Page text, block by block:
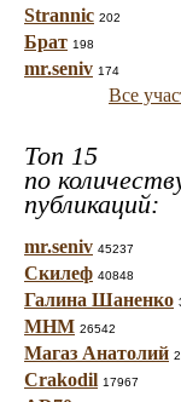
Strannic 202
Брат 198
mr.seniv 174
Все
Топ 15
по
публикаций:
mr.seniv 45237
Скилеф 40848
Галина Шаненко
МНМ 26542
Магаз Анатолий
Crakodil 17967